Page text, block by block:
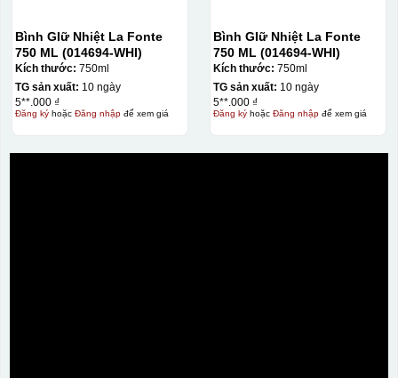
Bình GIữ Nhiệt La Fonte
750 ML (014694-WHI)
Kích thước: 750ml
TG sản xuất: 10 ngày
5**.000 ₫
Đăng kýhoặc Đăng nhậpđể xem giá
Bình GIữ Nhiệt La Fonte
750 ML (014694-WHI)
Kích thước: 750ml
TG sản xuất: 10 ngày
5**.000 ₫
Đăng kýhoặc Đăng nhậpđể xem giá